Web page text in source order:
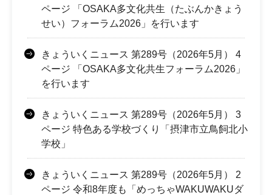
ページ 「OSAKA多文化共生（たぶんかきょう
せい）フォーラム2026」を行います
きょういくニュース 第289号（2026年5月） 4
ページ 「OSAKA多文化共生フォーラム2026」
を行います
きょういくニュース 第289号（2026年5月） 3
ページ 特色ある学校づくり「摂津市立鳥飼北小
学校」
きょういくニュース 第289号（2026年5月） 2
ページ 令和8年度も「めっちゃWAKUWAKUダ